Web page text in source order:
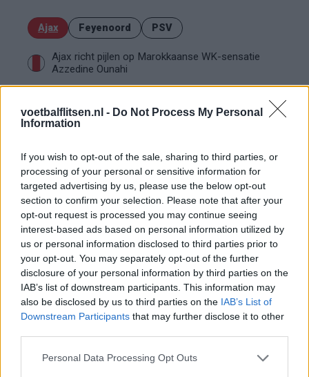
voetbalflitsen.nl - Do Not Process My Personal
Information
If you wish to opt-out of the sale, sharing to third parties, or
processing of your personal or sensitive information for
targeted advertising by us, please use the below opt-out
section to confirm your selection. Please note that after your
opt-out request is processed you may continue seeing
interest-based ads based on personal information utilized by
us or personal information disclosed to third parties prior to
your opt-out. You may separately opt-out of the further
disclosure of your personal information by third parties on the
IAB’s list of downstream participants. This information may
also be disclosed by us to third parties on the IAB’s List of
Downstream Participants that may further disclose it to other
Personal Data Processing Opt Outs
Ajax Feyenoord PSV
Ajax richt pijlen op Marokkaanse WK-sensatie
Azzedine Ounahi
Steven Berghuis zorgt voor ophef na harde
tackle in oefenduel van Ajax
Dit houdt de transfer van Marc-André ter Stegen
naar Ajax nog tegen
De terugkeer van Daley Blind past in een groter
plan van Ajax
Kritiek op Engels van Míchel genuanceerd: ‘Ajax-
spelers snappen dat echt wel’
De eerste Míchel-dagen bij Ajax: Blind coacht,
Gloukh krijgt standje en Ceballos wordt gebeld
duidelijkheid bij Ajax